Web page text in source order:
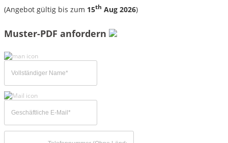
(Angebot gültig bis zum 15th Aug 2026)
Muster-PDF anfordern